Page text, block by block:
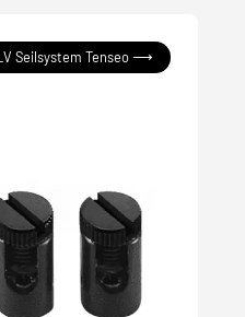
Seilsystem Tenseo ⟶